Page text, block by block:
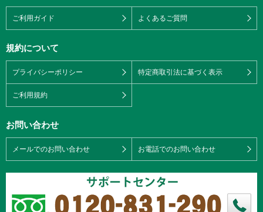
ご利用ガイド よくあるご質問
規約について
プライバシーポリシー 特定商取引法に基づく表示
ご利用規約
お問い合わせ
メールでのお問い合わせ お電話でのお問い合わせ